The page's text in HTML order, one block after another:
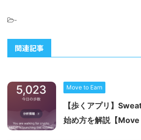
-
関連記事
Move to Earn
【歩くアプリ】
始め方を解説【Move